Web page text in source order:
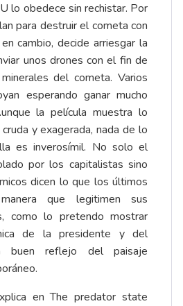
lo obedece sin rechistar. Por
para destruir el cometa con
cambio, decide arriesgar la
unos drones con el fin de
del cometa. Varios
esperando ganar mucho
la película muestra lo
y exagerada, nada de lo
es inverosímil. No solo el
por los capitalistas sino
dicen lo que los últimos
que legitimen sus
como lo pretendo mostrar
de la presidente y del
buen reflejo del paisaje
en The predator state